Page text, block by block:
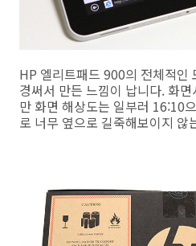
HP 엘리트패드 900의 전체적인
경써서 만든 느낌이 납니다. 화
만 화면 해상도는 일부러 16:10
로 너무 옆으로 길죽해보이지 않